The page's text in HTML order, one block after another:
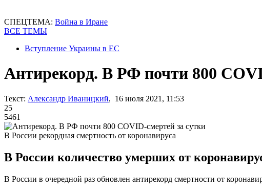
СПЕЦТЕМА: Война в Иране
ВСЕ ТЕМЫ
Вступление Украины в ЕС
Антирекорд. В РФ почти 800
Текст: Александр Иваницкий, 16 июля 2021, 11:53
25
5461
В России рекордная смертность от коронавируса
В России количество умерших от
В России в очередной раз обновлен антирекорд смертности от